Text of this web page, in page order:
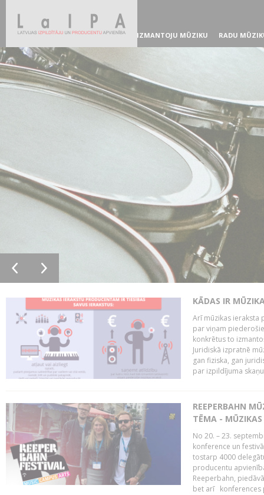
IZMANTOJU MŪZIKU RADU
KĀDAS IR
Arī mūzikas ieraksta
par viņam
konkrētus to
Juridiskā izpratnē
gan fiziska, gan
par izpildījuma
REEPERBAHN
TĒMA -
No 20. – 23.
konference un
tostarp 4000
producentu
Reeperbahn,
bet arī konferences